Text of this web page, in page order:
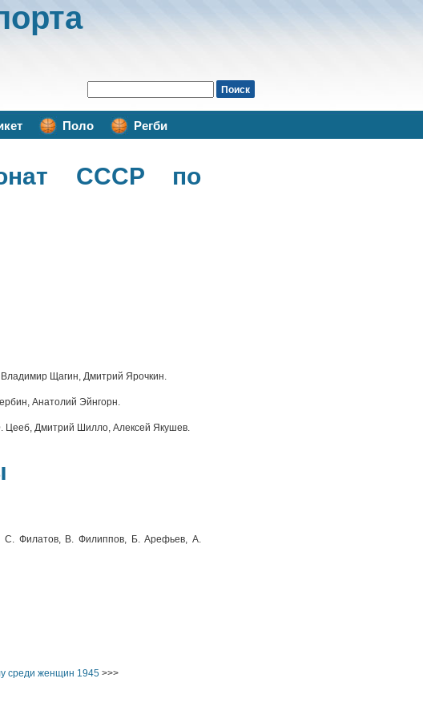
Поло Регби
СССР по
Щагин, Дмитрий Ярочкин.
Анатолий Эйнгорн.
Цееб, Дмитрий Шилло, Алексей Якушев.
С. Филатов, В. Филиппов, Б. Арефьев, А.
среди женщин 1945>>>